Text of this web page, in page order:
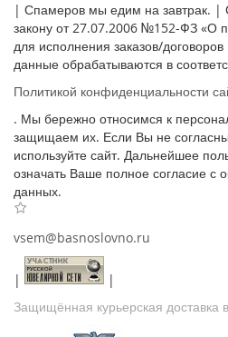
| Спамеров мы едим на завтрак. |
закону от 27.07.2006 №152-ФЗ «О
для исполнения заказов/
данные обрабатываются в
Политикой конфиденциальности
. Мы бережно относимся к
защищаем их. Если Вы не
используйте сайт. Дальнейшее
означать Ваше полное согласие с
данных.
vsem@basnoslovno.ru
|
|
Защищённая курьерская доставка